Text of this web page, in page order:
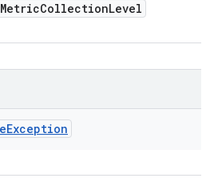
MetricCollectionLevel
Exception